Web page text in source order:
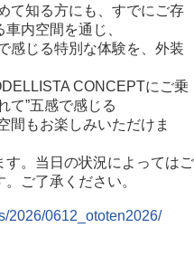
て知る方にも、すでにご存
内空間を通じ、
感じる特別な体験を、外装
CONCEPTにご乗
て”五感で感じる
間もお楽しみいただけま
。当日の状況によってはご
ご了承ください。
2026/0612_ototen2026/